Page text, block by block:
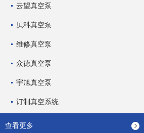
云望真空泵
贝科真空泵
维修真空泵
众德真空泵
宇旭真空泵
订制真空系统
查看更多